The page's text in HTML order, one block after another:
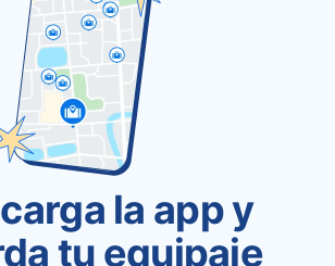
la app y
tu equipaje